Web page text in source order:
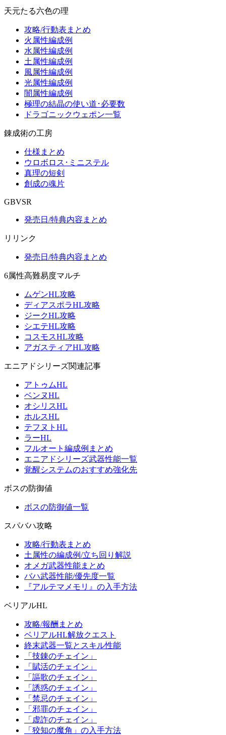
天元たる六色の理
攻略/行動表まとめ
火属性編成例
水属性編成例
土属性編成例
風属性編成例
光属性編成例
闇属性編成例
極理の結晶の使い道･必要数
ドラゴニックウェポン一覧
錬成術の工房
仕様まとめ
ウロボロス･ミニステル
真理の短剣
創成の魂片
GBVSR
発売日/特典内容まとめ
リリンク
発売日/特典内容まとめ
6属性高難易度マルチ
ムゲンHL攻略
ディアスポラHL攻略
ジークHL攻略
シエテHL攻略
コスモスHL攻略
アガスティアHL攻略
エニアドシリーズ関連記事
アトゥムHL
ベンヌHL
オシリスHL
ホルスHL
テフヌトHL
ラーHL
フルオート編成例まとめ
エニアドシリーズ武器性能一覧
覚醒システムのおすすめ強化先
ボスの防御値
ボスの防御値一覧
スパバハ攻略
攻略/行動表まとめ
土属性の編成例/立ち回り解説
オメガ武器性能まとめ
バハ武器性能/優先度一覧
『アルテマメモリ』の入手方法
ベリアルHL
攻略/報酬まとめ
ベリアルHL解放クエスト
終末武器一覧とスキル性能
「技錬のチェイン」
「賦活のチェイン」
「謳歌のチェイン」
「誘惑のチェイン」
「禁忌のチェイン」
「邪罪のチェイン」
「虚詐のチェイン」
「狡知の魔角」の入手方法